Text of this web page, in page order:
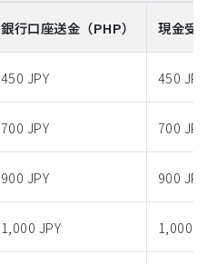
銀行口座送金 （PHP） 現金受
450 JPY 450 JPY
700 JPY 700 JPY
900 JPY 900 JPY
1,000 JPY 1,000